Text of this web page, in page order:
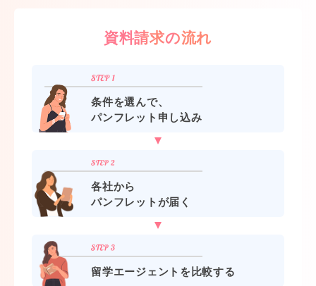
資料請求の流れ
条件を選んで、
パンフレット申し込み
各社から
パンフレットが届く
留学エージェントを比較する